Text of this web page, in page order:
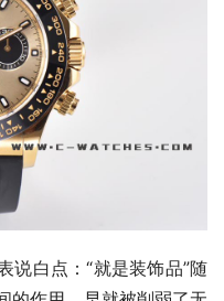
说白点：“就是装饰品”随